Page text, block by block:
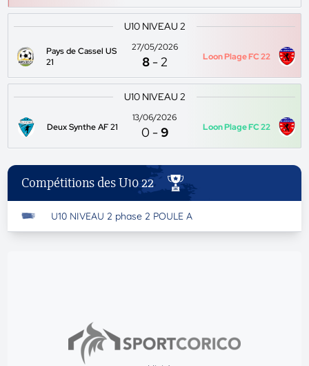
U10 NIVEAU 2
Pays de Cassel US
21
27/05/2026
8 -2 Loon Plage FC 22
U10 NIVEAU 2
Deux Synthe AF 21
13/06/2026
0 -9 Loon Plage FC 22
Compétitions des U10 22
U10 NIVEAU 2 phase 2 POULE A